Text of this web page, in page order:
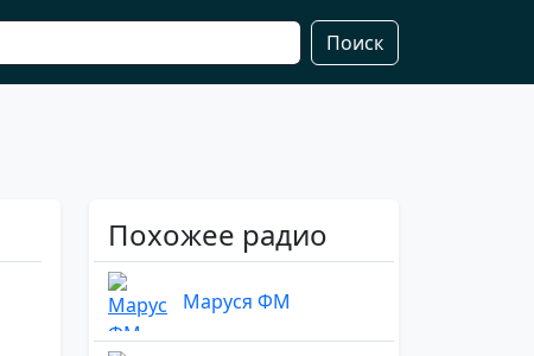
Поиск
Похожее радио
Маруся ФМ